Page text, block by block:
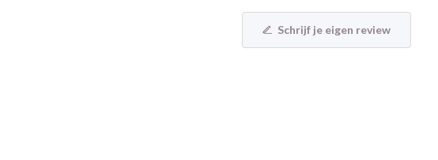
Schrijf je eigen review